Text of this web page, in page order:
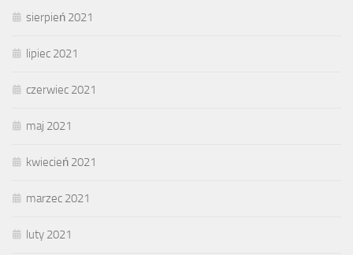
sierpień 2021
lipiec 2021
czerwiec 2021
maj 2021
kwiecień 2021
marzec 2021
luty 2021